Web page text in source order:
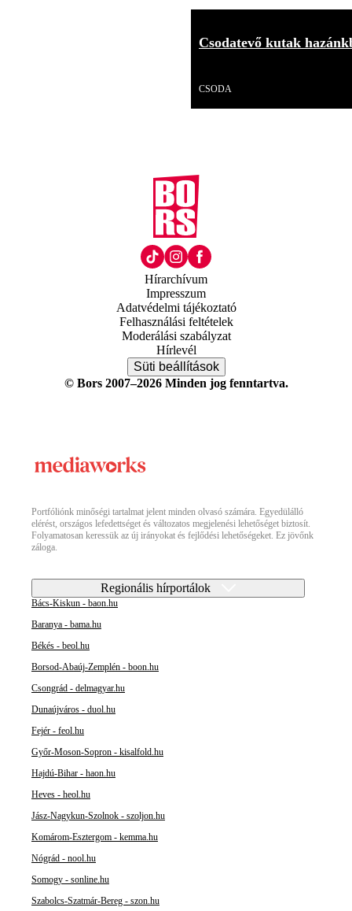
Csodatevő kutak
CSODA
Hírarchívum
Impresszum
Adatvédelmi tájékoztató
Felhasználási feltételek
Moderálási szabályzat
Hírlevél
Süti beállítások
© Bors 2007–2026 Minden jog fenntartva.
Portfóliónk minőségi tartalmat jelent minden olvasó számára. Egyedülálló
elérést, országos lefedettséget és változatos megjelenési lehetőséget biztosít.
Folyamatosan keressük az új irányokat és fejlődési lehetőségeket. Ez jövőnk
záloga.
Regionális hírportálok
Bács-Kiskun - baon.hu
Baranya - bama.hu
Békés - beol.hu
Borsod-Abaúj-Zemplén - boon.hu
Csongrád - delmagyar.hu
Dunaújváros - duol.hu
Fejér - feol.hu
Győr-Moson-Sopron - kisalfold.hu
Hajdú-Bihar - haon.hu
Heves - heol.hu
Jász-Nagykun-Szolnok - szoljon.hu
Komárom-Esztergom - kemma.hu
Nógrád - nool.hu
Somogy - sonline.hu
Szabolcs-Szatmár-Bereg - szon.hu